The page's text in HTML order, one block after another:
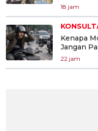
18 jam
Kenapa
Jangan
22 jam